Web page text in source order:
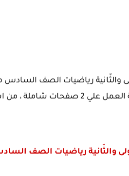
والثّانية رياضيات الصف
اسئلة وتدريبات متنوعة.
والثّانية رياضيات الصف